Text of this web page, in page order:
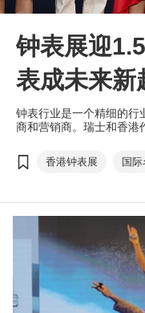
钟表展迎
表成未来新
钟表行业是一个精细的行
商和营销商。瑞士和香港
香港钟表展 国